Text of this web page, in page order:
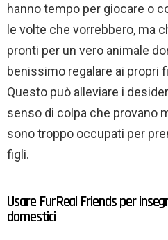
hanno tempo per giocare o
le volte che vorrebbero, ma
pronti per un vero animale
benissimo regalare ai propri
Questo può alleviare i
senso di colpa che provano
sono troppo occupati per
figli.
Usare FurReal Friends per
domestici